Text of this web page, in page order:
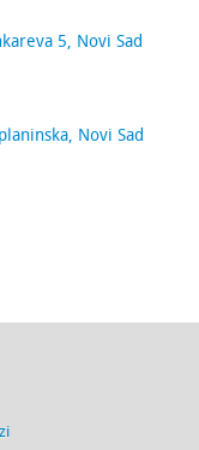
5, Novi Sad
Novi Sad